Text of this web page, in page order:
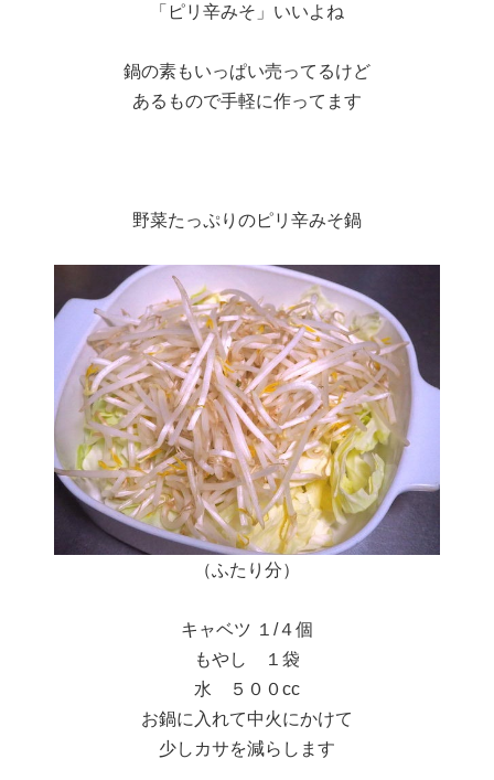
「ピリ辛みそ」いいよね
鍋の素もいっぱい売ってるけど
あるもので手軽に作ってます
野菜たっぷりのピリ辛みそ鍋
（ふたり分）
キャベツ １/４個
もやし １袋
水 ５００cc
お鍋に入れて中火にかけて
少しカサを減らします